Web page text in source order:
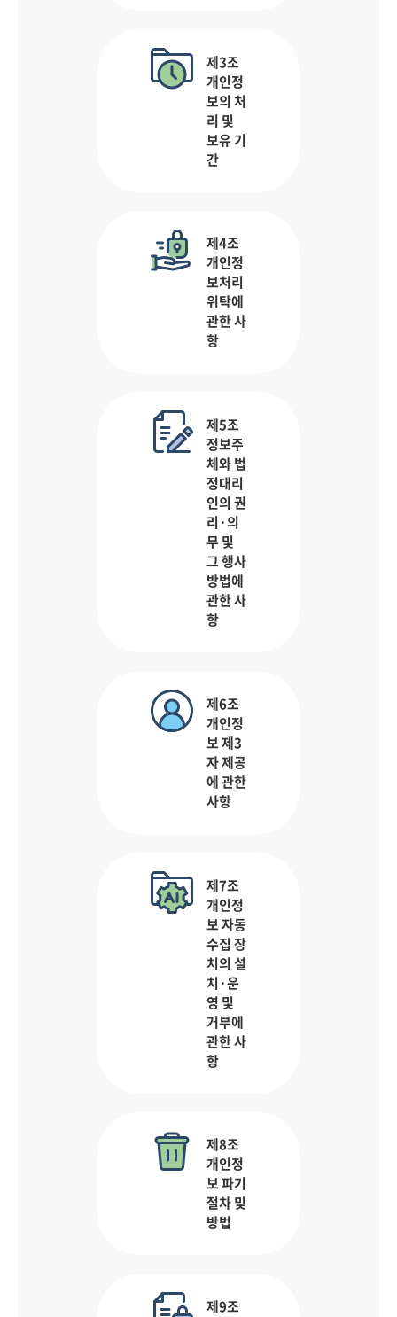
제3조
개인정
보의 처
리 및
보유 기
간
제4조
개인정
보처리
위탁에
관한 사
항
제5조
정보주
체와 법
정대리
인의 권
리·의
무 및
그 행사
방법에
관한 사
항
제6조
개인정
보 제3
자 제공
에 관한
사항
제7조
개인정
보 자동
수집 장
치의 설
치·운
영 및
거부에
관한 사
항
제8조
개인정
보 파기
절차 및
방법
제9조